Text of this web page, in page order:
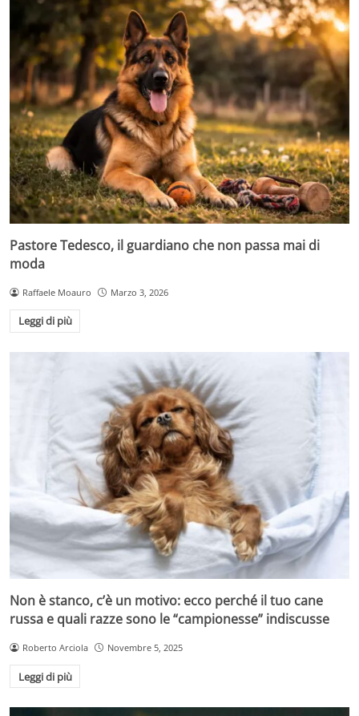
Pastore Tedesco, il guardiano che non passa mai di
moda
Raffaele Moauro Marzo 3, 2026
Leggi di più
Non è stanco, c’è un motivo: ecco perché il tuo cane
russa e quali razze sono le “campionesse” indiscusse
Roberto Arciola Novembre 5, 2025
Leggi di più